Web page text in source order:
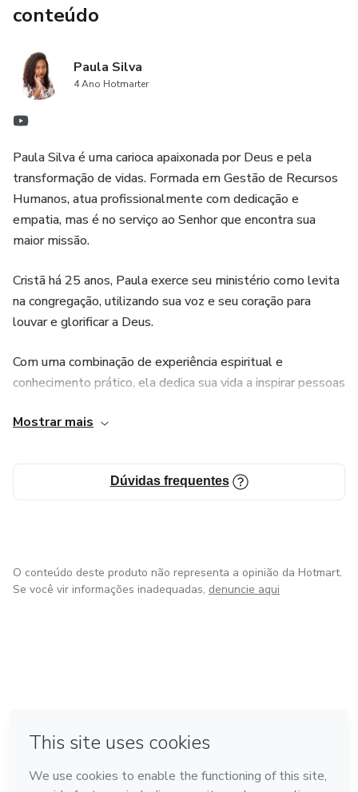
conteúdo
Paula Silva
4 Ano Hotmarter
Paula Silva é uma carioca apaixonada por Deus e pela
transformação de vidas. Formada em Gestão de Recursos
Humanos, atua profissionalmente com dedicação e
empatia, mas é no serviço ao Senhor que encontra sua
maior missão.
Cristã há 25 anos, Paula exerce seu ministério como levita
na congregação, utilizando sua voz e seu coração para
louvar e glorificar a Deus.
Com uma combinação de experiência espiritual e
conhecimento prático, ela dedica sua vida a inspirar pessoas
Sua fé inabalável e seu amor pelo próximo a motivam a
Deus.
Mostrar mais
Dúvidas frequentes
O conteúdo deste produto não representa a opinião da Hotmart.
Se você vir informações inadequadas, denuncie aqui
Feito com ❤ na Cidade do México